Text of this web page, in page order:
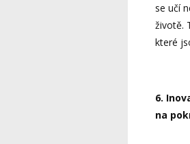
se učí
životě.
které
6.
na